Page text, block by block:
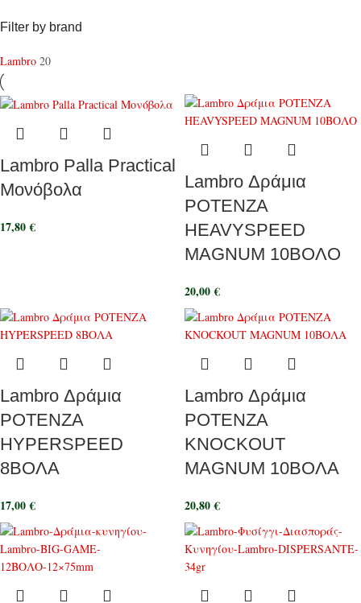
Filter by brand
Lambro 20
Lambro Palla Practical
Μονόβολα
17,80€
Lambro Δράμια
POTENZA
HEAVYSPEED
MAGNUM 10ΒΟΛΟ
20,00€
Lambro Δράμια
POTENZA
HYPERSPEED
8ΒΟΛΑ
17,00€
Lambro Δράμια
POTENZA
KNOCKOUT
MAGNUM 10ΒΟΛΑ
20,80€